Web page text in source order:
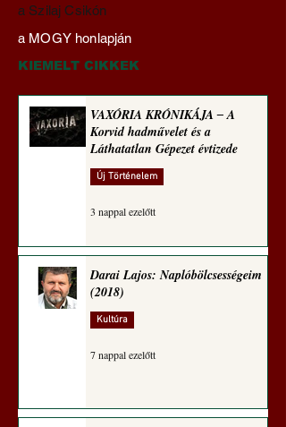
Darai Lajos:
Naplóbölcsességeim
(2024)
a Szilaj Csikón
a MOGY honlapján
KIEMELT CIKKEK
VAXÓRIA KRÓNIKÁJA ‒ A
Korvid hadművelet és a
Láthatatlan Gépezet évtizede
Új Történelem
3 nappal ezelőtt
Darai Lajos: Naplóbölcsességeim
(2018)
Kultúra
7 nappal ezelőtt